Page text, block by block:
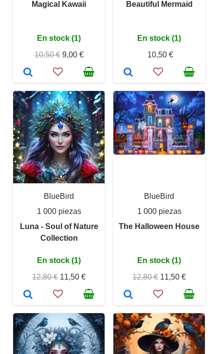
Magical Kawaii
En stock (1)
10,50 € 9,00 €
Beautiful Mermaid
En stock (1)
10,50 €
BlueBird
1 000 piezas
Luna - Soul of Nature
Collection
En stock (1)
12,80 € 11,50 €
BlueBird
1 000 piezas
The Halloween House
En stock (1)
12,80 € 11,50 €